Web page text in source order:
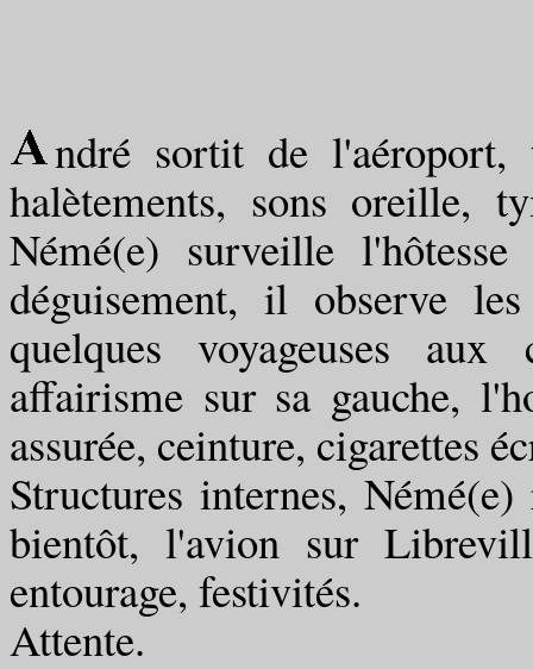
ndré sortit de l'aéroport,
halètements, sons oreille,
Némé(e) surveille
déguisement, il observe
quelques voyageuses aux
affairisme sur sa gauche,
assurée, ceinture, cigarettes
Structures internes,
bientôt, l'avion sur
entourage, festivités.
Attente.